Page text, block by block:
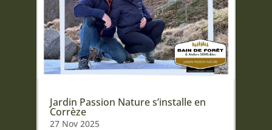
Jardin Passion Nature s’installe en
Corrèze
27 Nov 2025